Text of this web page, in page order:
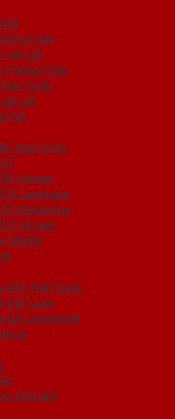
Cháy
vân gỗ
Chống Cháy
Quốc
gỗ
5D
Hàn Quốc
Veneer
Laminate
Melamine
Veneer
Nhiên
ABS Hàn Quốc
Đài Loan
Gỗ Composite
nhà tắm